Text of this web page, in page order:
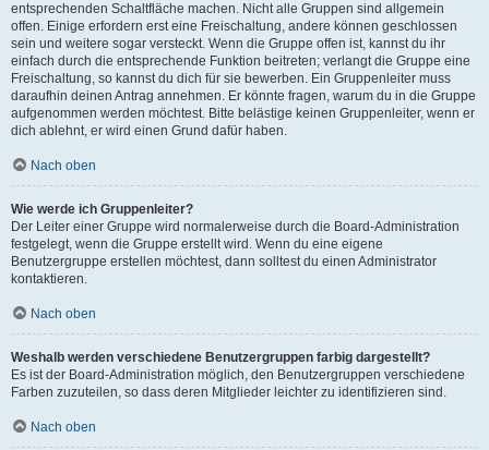
entsprechenden Schaltfläche machen. Nicht alle Gruppen sind allgemein
offen. Einige erfordern erst eine Freischaltung, andere können geschlossen
sein und weitere sogar versteckt. Wenn die Gruppe offen ist, kannst du ihr
einfach durch die entsprechende Funktion beitreten; verlangt die Gruppe eine
Freischaltung, so kannst du dich für sie bewerben. Ein Gruppenleiter muss
daraufhin deinen Antrag annehmen. Er könnte fragen, warum du in die Gruppe
aufgenommen werden möchtest. Bitte belästige keinen Gruppenleiter, wenn er
dich ablehnt, er wird einen Grund dafür haben.
Nach oben
Wie werde ich Gruppenleiter?
Der Leiter einer Gruppe wird normalerweise durch die Board-Administration
festgelegt, wenn die Gruppe erstellt wird. Wenn du eine eigene
Benutzergruppe erstellen möchtest, dann solltest du einen Administrator
kontaktieren.
Nach oben
Weshalb werden verschiedene Benutzergruppen farbig dargestellt?
Es ist der Board-Administration möglich, den Benutzergruppen verschiedene
Farben zuzuteilen, so dass deren Mitglieder leichter zu identifizieren sind.
Nach oben